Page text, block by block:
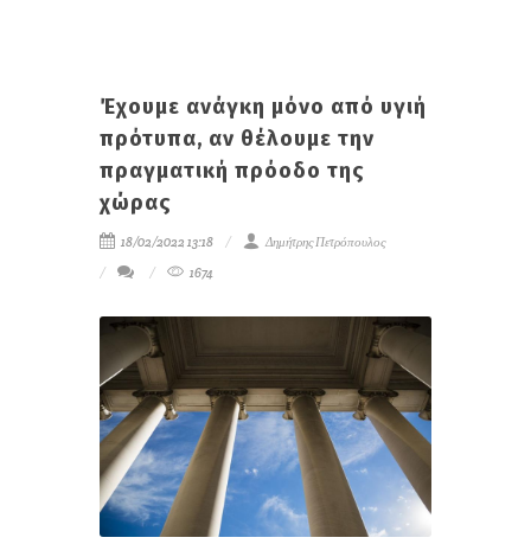
Έχουμε ανάγκη μόνο από υγιή
πρότυπα, αν θέλουμε την
πραγματική πρόοδο της
χώρας
18/02/2022 13:18
Δημήτρης Πετρόπουλος
1674